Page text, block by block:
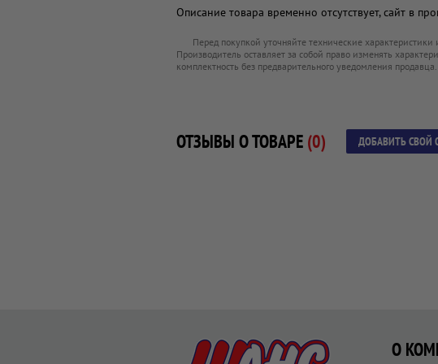
Описание товара временно отсутствует, сайт в
Перед покупкой уточняйте технические
Производитель оставляет за собой право изменять
комплектность без предварительного уведомления продавца.
ОТЗЫВЫ О ТОВАРЕ (0) ДОБАВИТЬ СВОЙ
О